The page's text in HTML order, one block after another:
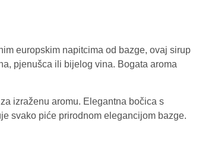
europskim napitcima od bazge, ovaj sirup
pjenušca ili bijelog vina. Bogata aroma
izraženu aromu. Elegantna bočica s
svako piće prirodnom elegancijom bazge.